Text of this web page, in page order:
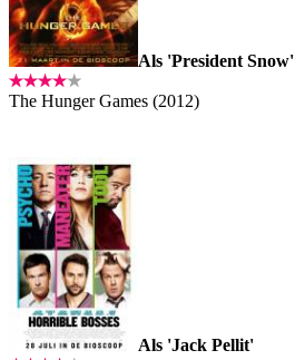
Als 'President Snow'
The Hunger Games (2012)
Als 'Jack Pellit'